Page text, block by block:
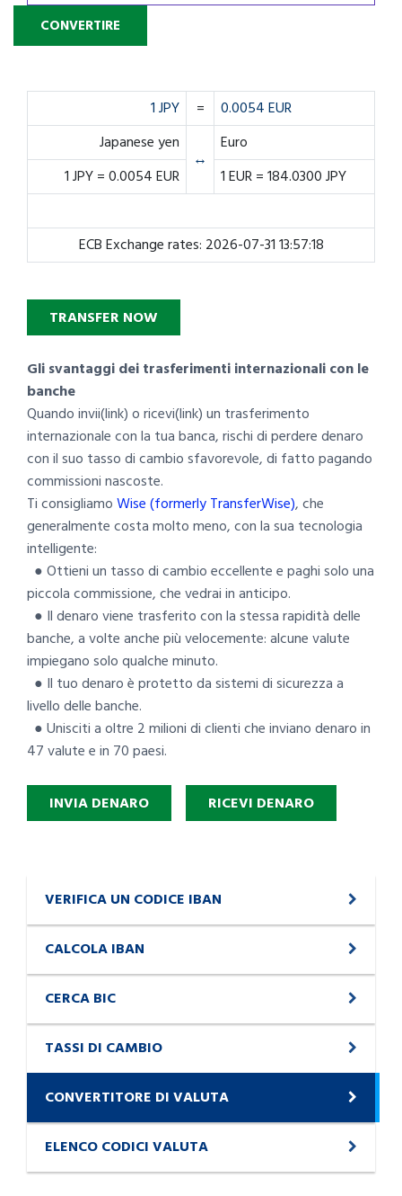
1 JPY =
0.0054 EUR
Japanese yen
↔
Euro
1 JPY = 0.0054 EUR
1 EUR = 184.0300 JPY
ECB Exchange rates: 2026-07-31 13:57:18
TRANSFER NOW
Gli svantaggi dei trasferimenti internazionali con le
banche
Quando invii(link) o ricevi(link) un trasferimento
internazionale con la tua banca, rischi di perdere denaro
con il suo tasso di cambio sfavorevole, di fatto pagando
commissioni nascoste.
Ti consigliamoWise (formerly TransferWise), che
generalmente costa molto meno, con la sua tecnologia
intelligente:
● Ottieni un tasso di cambio eccellente e paghi solo una
piccola commissione, che vedrai in anticipo.
● Il denaro viene trasferito con la stessa rapidità delle
banche, a volte anche più velocemente: alcune valute
impiegano solo qualche minuto.
● Il tuo denaro è protetto da sistemi di sicurezza a
livello delle banche.
● Unisciti a oltre 2 milioni di clienti che inviano denaro in
47 valute e in 70 paesi.
INVIA DENARO RICEVI DENARO
VERIFICA UN CODICE IBAN
CALCOLA IBAN
CERCA BIC
TASSI DI CAMBIO
CONVERTITORE DI VALUTA
ELENCO CODICI VALUTA